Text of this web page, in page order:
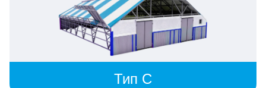
Тип C